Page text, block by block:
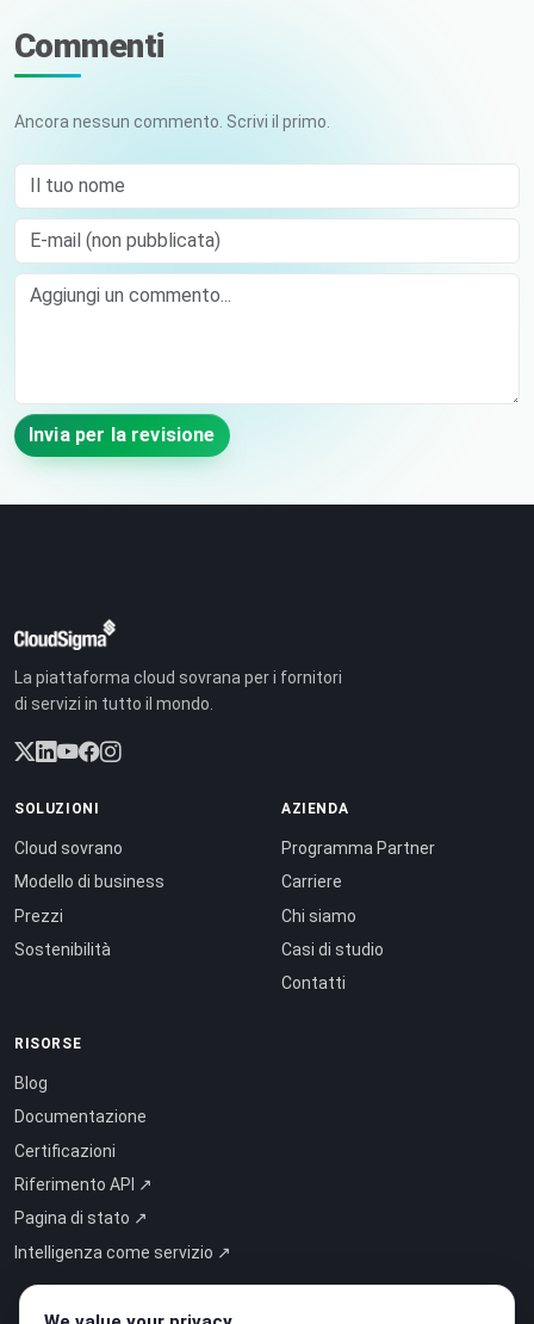
Commenti
Ancora nessun commento. Scrivi il primo.
Il tuo nome
E-mail (non pubblicata)
Comment
Invia per la revisione
La piattaforma cloud sovrana per i fornitori
di servizi in tutto il mondo.
SOLUZIONI
Cloud sovrano
Modello di business
Prezzi
Sostenibilità
AZIENDA
Programma Partner
Carriere
Chi siamo
Casi di studio
Contatti
RISORSE
Blog
Documentazione
Certificazioni
Riferimento API ↗
Pagina di stato ↗
Intelligenza come servizio ↗